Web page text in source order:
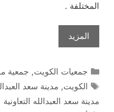
المختلفة .
المزيد
التصنيفات
جمعيات الكويت, جمعية
الوسوم
الكويت, مدينة سعد
مدينة سعد العبدالله التعاونية